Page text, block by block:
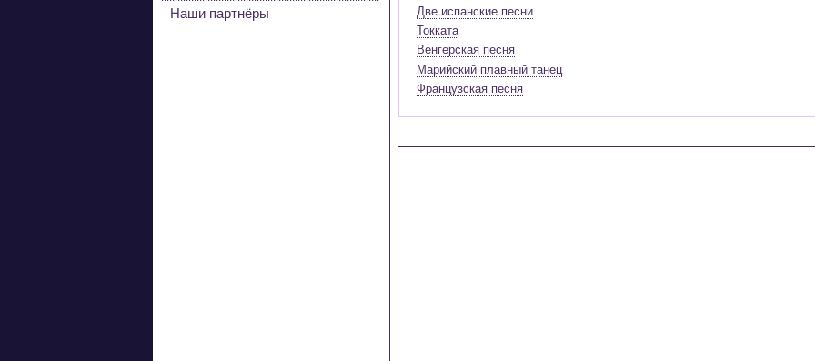
Две испанские песни
Токката
Венгерская песня
Марийский плавный танец
Французская песня
Наши партнёры